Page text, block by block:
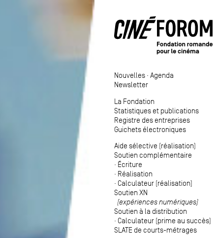
Nouvelles · Agenda
Newsletter
La Fondation
Statistiques et publications
Registre des entreprises
Guichets électroniques
Aide sélective (réalisation)
Soutien complémentaire
· Écriture
· Réalisation
· Calculateur (réalisation)
Soutien XN
(expériences numériques)
Soutien à la distribution
· Calculateur (prime au succès)
SLATE de courts-métrages